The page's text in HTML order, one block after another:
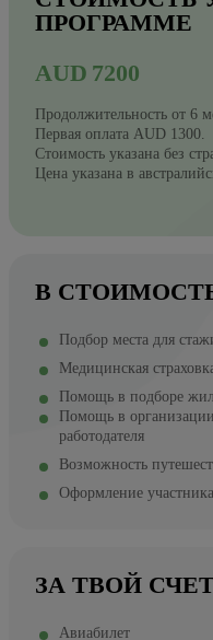
ПРОГРАММЕ
AUD 7200
Продолжительность от 6
Первая оплата AUD 1300.
Стоимость указана без
Цена указана в
В
Подбор места для
Медицинская
Помощь в подборе
Помощь в
работодателя
Возможность
Оформление
ЗА ТВОЙ
Авиабилет